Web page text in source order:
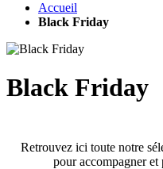
Accueil
Black Friday
Black Friday
Retrouvez ici toute notre
pour accompagner